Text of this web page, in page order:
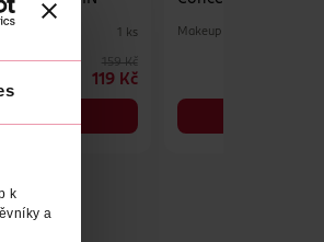
k
a
1 ks
159 Kč
119 Kč
Makeup Revolution